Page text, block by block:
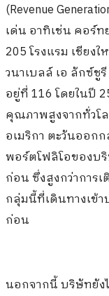
(Revenue
เด่น อาทิเช่น คอร์ท
205 โรงแรม เชียง
วนาเบลล์ เอ ลักซ์ชู
อยู่ที่ 116 โดยในปี
คุณภาพสูงจากทั่วโ
อเมริกา ตะวันออกก
พอร์ตโฟลิโอของบ
ก่อน ซึ่งสูงกว่าการ
กลุ่มนี้ที่เดินทางเข้า
ก่อน
นอกจากนี้ บริษัทยั